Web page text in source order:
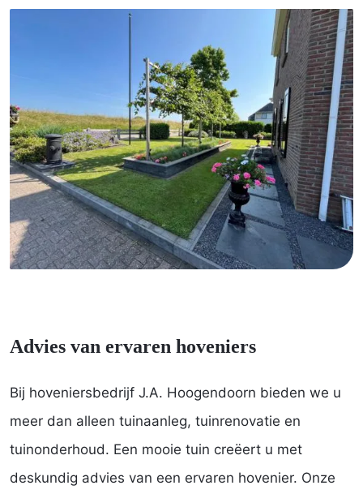
Advies van ervaren hoveniers
Bij hoveniersbedrijf J.A. Hoogendoorn bieden we u
meer dan alleen tuinaanleg, tuinrenovatie en
tuinonderhoud. Een mooie tuin creëert u met
deskundig advies van een ervaren hovenier. Onze